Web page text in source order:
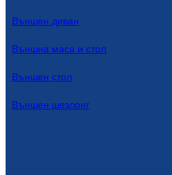
Външен диван
Външна маса и стол
Външен стол
Външен шезлонг